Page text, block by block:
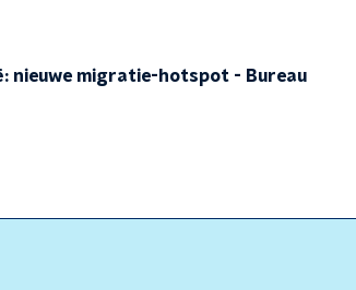
nieuwe migratie-hotspot - Bureau